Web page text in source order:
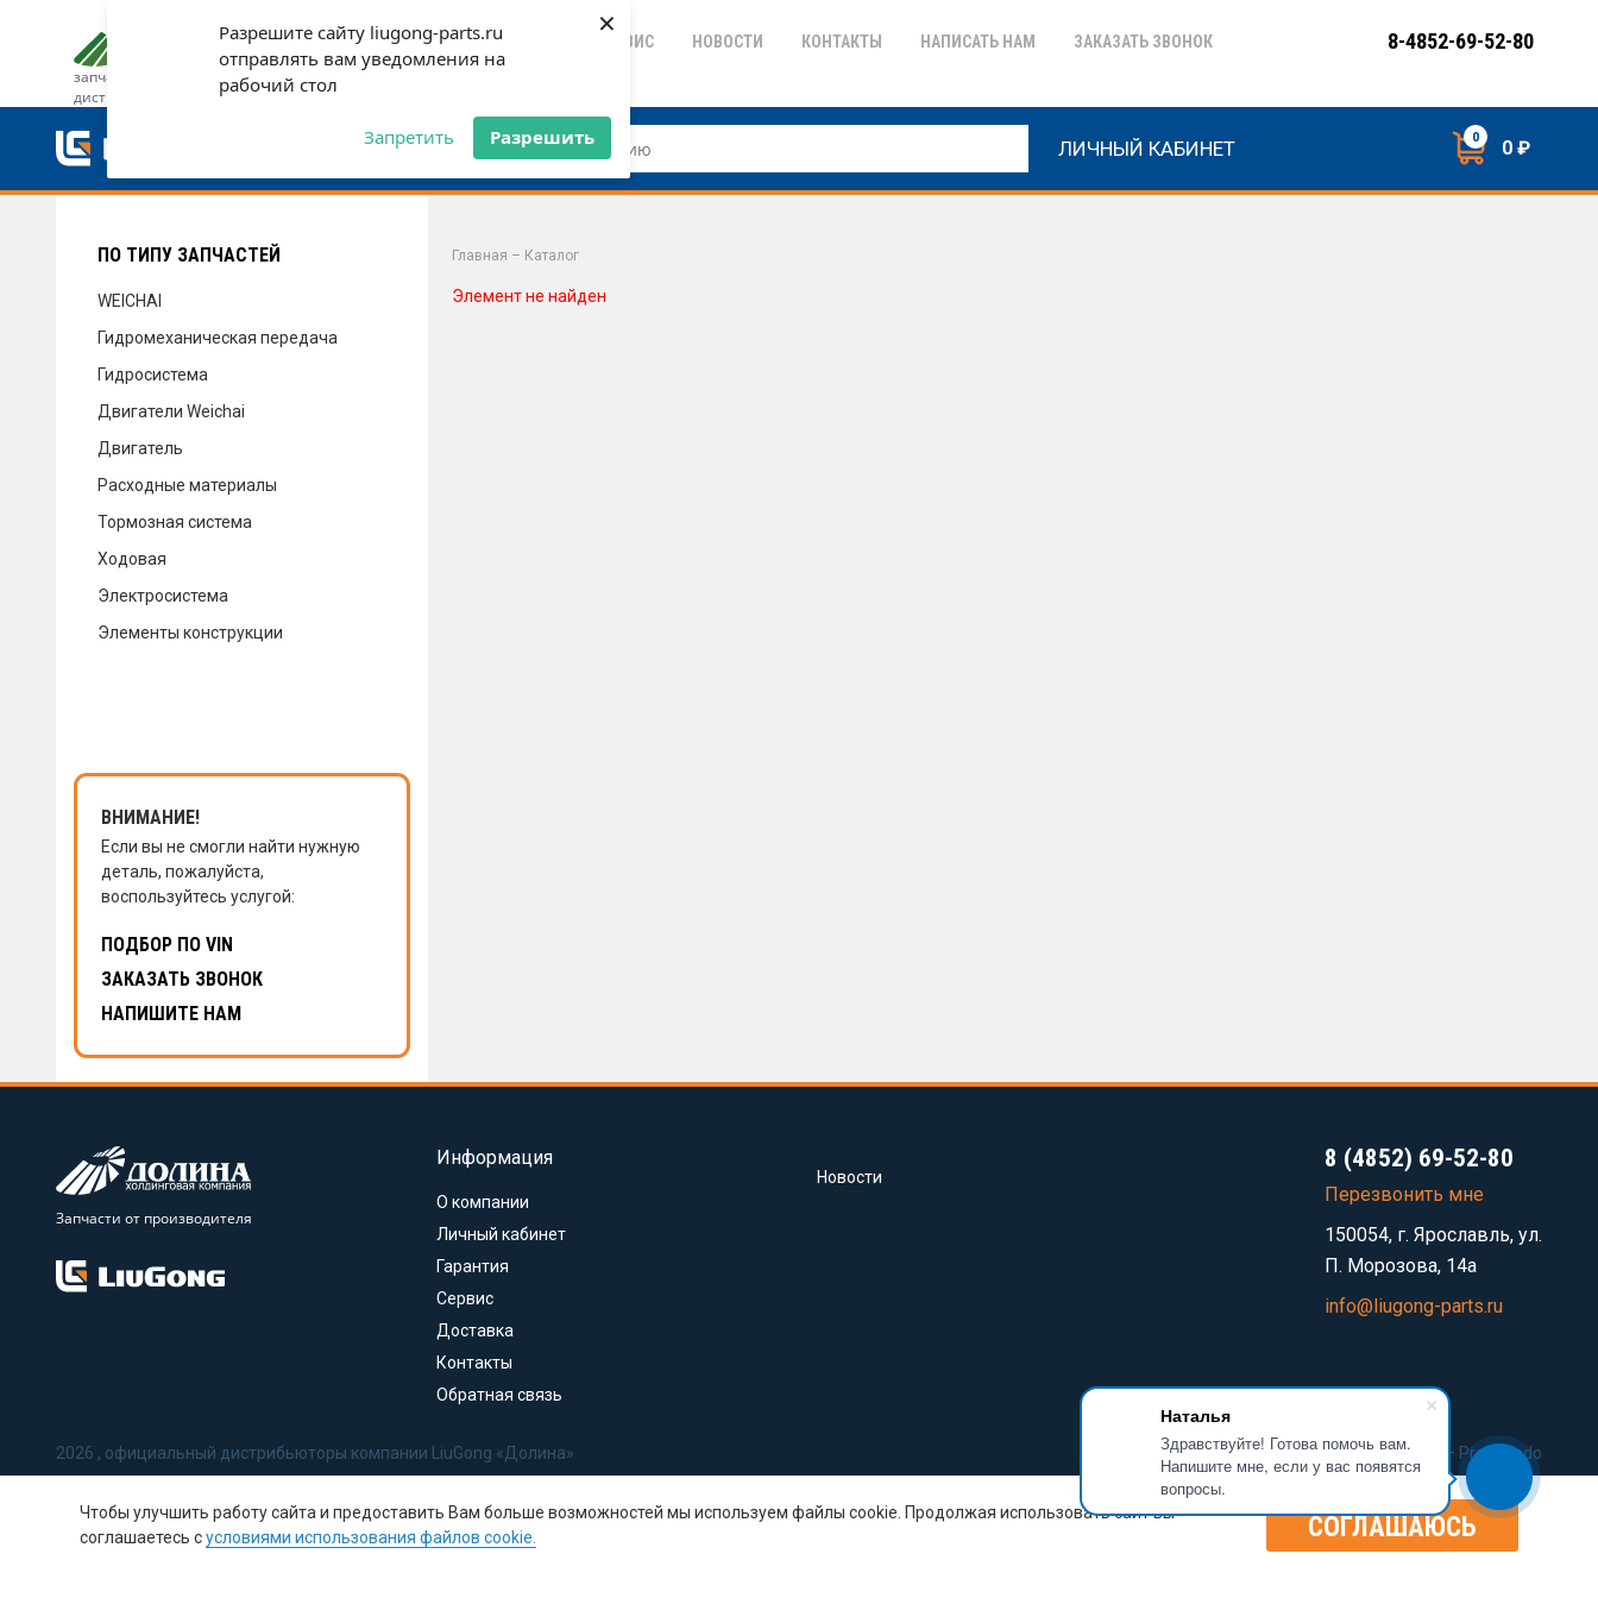
Разрешите сайту liugong-parts.ru
отправлять вам уведомления на
рабочий стол
Запретить Разрешить
×
Наталья
Здравствуйте! Готова помочь вам.
Напишите мне, если у вас появятся
вопросы.
запчасти от официального
дистрибьютора
ДОСТАВКА И ОПЛАТА ГАРАНТИЯ СЕРВИС НОВОСТИ КОНТАКТЫ НАПИСАТЬ НАМ ЗАКАЗАТЬ ЗВОНОК
ДОСТАВКА И ОПЛАТА
СЕРВИС
ЗАКАЗАТЬ ЗВОНОК
8-4852-69-52-80
ЛИЧНЫЙ КАБИНЕТ 0 0 ₽
ПО ТИПУ ЗАПЧАСТЕЙ
WEICHAI
Гидромеханическая передача
Гидросистема
Двигатели Weichai
Двигатель
Расходные материалы
Тормозная система
Ходовая
Электросистема
Элементы конструкции
ВНИМАНИЕ!
Если вы не смогли найти нужную
деталь, пожалуйста,
воспользуйтесь услугой:
ПОДБОР ПО VIN
ЗАКАЗАТЬ ЗВОНОК
НАПИШИТЕ НАМ
Главная – Каталог
Элемент не найден
Запчасти от производителя
Информация
О компании
Личный кабинет
Гарантия
Сервис
Доставка
Контакты
Обратная связь
Новости
8 (4852) 69-52-80
Перезвонить мне
150054, г. Ярославль, ул.
П. Морозова, 14а
info@liugong-parts.ru
2026 , официальный дистрибьюторы компании LiuGong «Долина»
Политика в отношении обработки персональных данных
Соглашение на обработку персональных данных
Политика использования Cookie-файлов
Разработка сайта — Prominado
Чтобы улучшить работу сайта и предоставить Вам больше возможностей мы используем файлы cookie. Продолжая использовать сайт вы
соглашаетесь сусловиями использования файлов cookie. СОГЛАШАЮСЬ